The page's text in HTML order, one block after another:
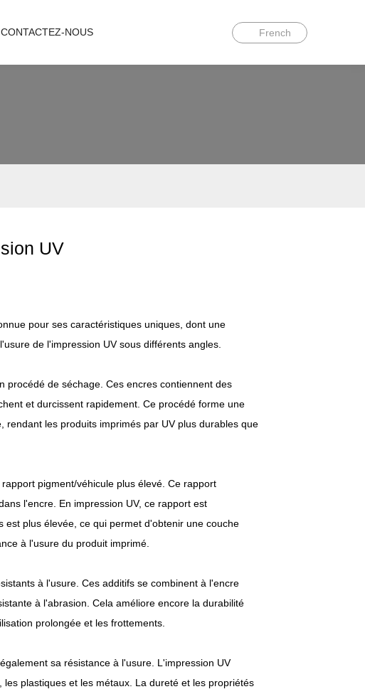
CONTACTEZ-NOUS French
UV
pour ses caractéristiques uniques, dont une
de l'impression UV sous différents angles.
procédé de séchage. Ces encres contiennent des
et durcissent rapidement. Ce procédé forme une
les produits imprimés par UV plus durables que
pigment/véhicule plus élevé. Ce rapport
l'encre. En impression UV, ce rapport est
plus élevée, ce qui permet d'obtenir une couche
à l'usure du produit imprimé.
à l'usure. Ces additifs se combinent à l'encre
à l'abrasion. Cela améliore encore la durabilité
prolongée et les frottements.
sa résistance à l'usure. L'impression UV
plastiques et les métaux. La dureté et les propriétés